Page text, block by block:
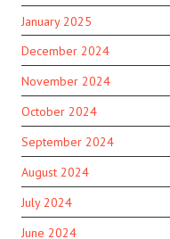
January 2025
December 2024
November 2024
October 2024
September 2024
August 2024
July 2024
June 2024